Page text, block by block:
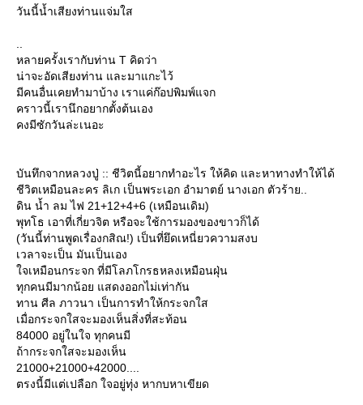
วันนี้น้ำเสียงท่านแจ่มใส
หลายครั้งเรากับท่าน T คิดว่า
น่าจะอัดเสียงท่าน และมาแกะไว้
มีคนอื่นเคยทำมาบ้าง เราแค่ก๊อปพิมพ์แจก
คราวนี้เรานึกอยากตั้งต้นเอง
คงมีซักวันล่ะเนอะ
บันทึกจากหลวงปู่ :: ชีวิตนี้อยากทำอะไร ให้คิด และหาทางทำให้ได้
ชีวิตเหมือนละคร ลิเก เป็นพระเอก อำมาตย์ นางเอก ตัวร้าย..
ดิน น้ำ ลม ไฟ 21+12+4+6 (เหมือนเดิม)
พุทโธ เอาที่เกี่ยวจิต หรือจะใช้การมองของขาวก็ได้
(วันนี้ท่านพูดเรื่องกสิณ!) เป็นที่ยึดเหนี่ยวความสงบ
เวลาจะเป็น มันเป็นเอง
จเหมือนกระจก ที่มีโลภโกรธหลงเหมือนฝุ่น
ทุกคนมีมากน้อย แสดงออกไม่เท่ากัน
ทาน ศีล ภาวนา เป็นการทำให้กระจกใส
เมื่อกระจกใสจะมองเห็นสิ่งที่สะท้อน
84000 อยู่ในใจ ทุกคนมี
ถ้ากระจกใสจะมองเห็น
21000+21000+42000....
ตรงนี้มีแต่เปลือก ใจอยู่ทุ่ง หากบหาเขียด